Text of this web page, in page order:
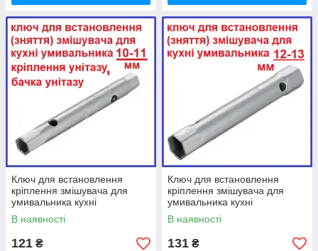
Ключ для встановлення
кріплення змішувача для
умивальника кухні
трубчастий 10-11
шестигранний торцевий
В наявності
121 ₴
Ключ для встановлення
кріплення змішувача для
умивальника кухні
трубчастий 12-13
шестигранний торцевий
В наявності
131 ₴